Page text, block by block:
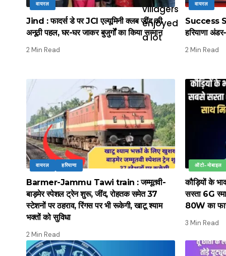
वायरल
Jind : फादर्स डे पर JCI एल्यूमिनी क्लब जींद की
अनूठी पहल, घर-घर जाकर बुजुर्गों का किया सम्मान
2 Min Read
वायरल
Success
हरियाणा
2 Min Read
वायरल हरियाणा
Barmer-Jammu Tawi train : जम्मूतवी-
बाड़मेर स्पेशल ट्रेन शुरू, जींद, रोहतक समेत 37
स्टेशनों पर ठहराव, रिंगस पर भी रूकेगी, खाटू श्याम
भक्तों को सुविधा
2 Min Read
ऑटो-मोबाइल
कौड़ियों के
सस्ता 6G
80W का
3 Min Read